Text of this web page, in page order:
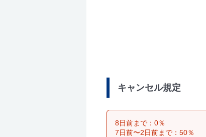
キャンセル規定
8日前まで：0％
7日前〜2日前まで：50％